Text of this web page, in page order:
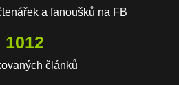
a fanoušků na FB
1224
článků